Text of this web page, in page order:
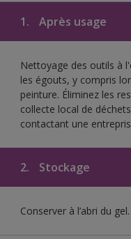
1. Après usage
Nettoyage des outils à
les égouts, y compris
peinture. Éliminez les
collecte local de
contactant une
2. Stockage
Conserver à l’abri du gel.